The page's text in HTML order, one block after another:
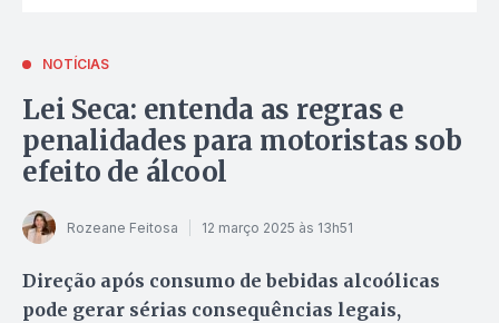
NOTÍCIAS
Lei Seca: entenda as regras e
penalidades para motoristas sob
efeito de álcool
Rozeane Feitosa 12 março 2025 às 13h51
Direção após consumo de bebidas alcoólicas
pode gerar sérias consequências legais,